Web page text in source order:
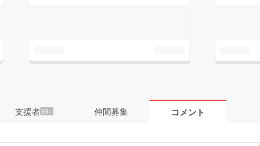
支援者99+ 仲間募集 コメント